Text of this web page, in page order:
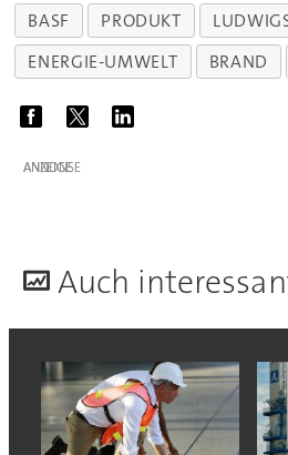
BASF PRODUKT
ENERGIE-UMWELT
BRAND
ANZEIGE
Auch